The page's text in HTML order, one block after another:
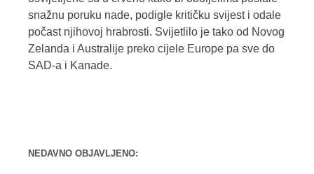
snažnu poruku nade, podigle kritičku svijest i odale
počast njihovoj hrabrosti. Svijetlilo je tako od Novog
Zelanda i Australije preko cijele Europe pa sve do
SAD-a i Kanade.
NEDAVNO OBJAVLJENO: